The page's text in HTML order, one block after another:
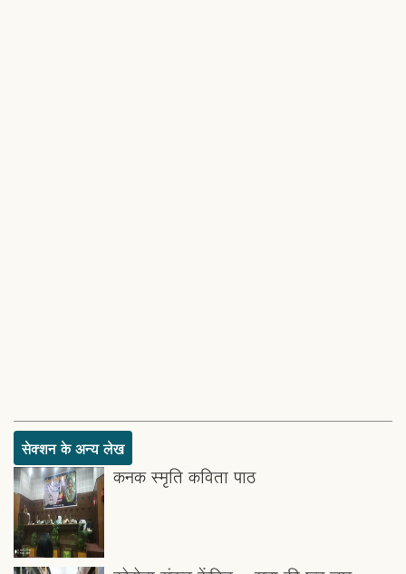
सेक्शन के अन्य लेख
कनक स्मृति कविता पाठ